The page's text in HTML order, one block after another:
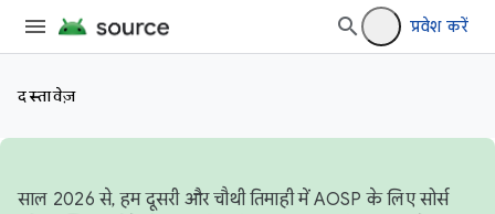
प्रवेश करें
दस्तावेज़
साल 2026 से, हम दूसरी और चौथी तिमाही में AOSP के लिए सोर्स